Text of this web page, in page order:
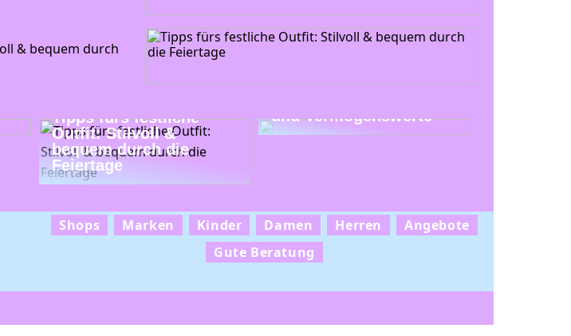
& bequem durch
Tipps fürs festliche
Outfit: Stilvoll &
bequem durch die
Feiertage
und Vermögenswerte
Shops Marken Kinder Damen Herren
Angebote
Gute Beratung